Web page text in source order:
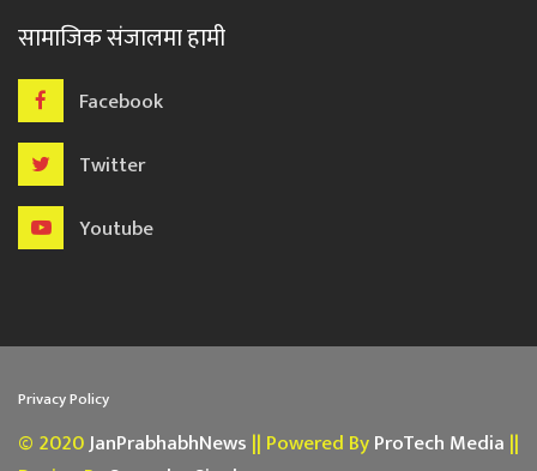
सामाजिक संजालमा हामी
Facebook
Twitter
Youtube
Privacy Policy
© 2020JanPrabhabhNews || Powered ByProTech Media ||